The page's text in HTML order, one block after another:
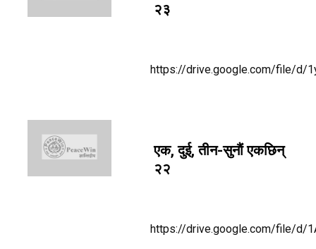
२३
https://drive.google.com/file/d/
एक, दुई, तीन-सुनाैं एकछिन्
२२
https://drive.google.com/file/d/